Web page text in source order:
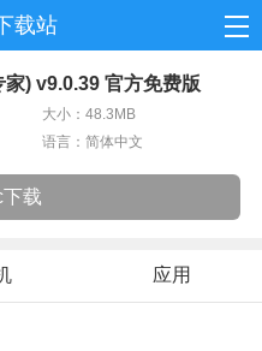
载站
首页
资讯
) v9.0.39 官方免费版
大小：48.3MB
语言：简体中文
载
应用